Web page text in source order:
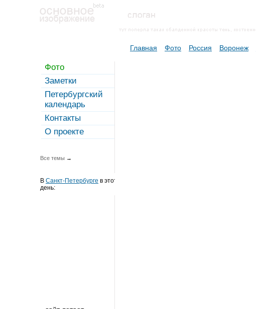
Фото
Заметки
Петербургский
календарь
Контакты
О проекте
Все темы →
В Санкт-Петербурге в этот
день:
Главная Фото Россия Воронеж